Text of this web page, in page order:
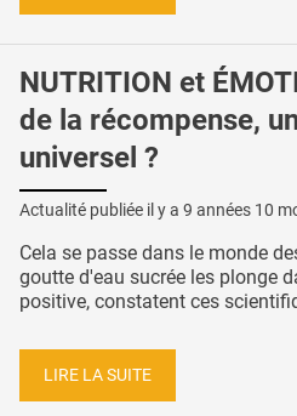
NUTRITION et
de la récompense,
universel ?
Actualité publiée il y a 9 années 10
Cela se passe dans le monde
goutte d'eau sucrée les plonge
positive, constatent ces
LIRE LA SUITE